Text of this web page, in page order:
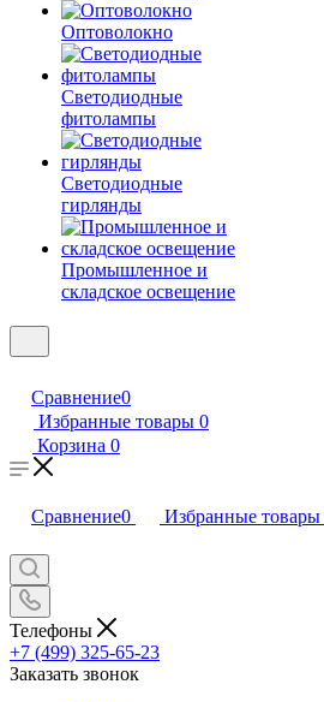
Оптоволокно
Светодиодные
фитолампы
Светодиодные
гирлянды
Промышленное и
складское освещение
Сравнение0
Избранные товары 0
Корзина 0
Сравнение0 Избранные товары
Телефоны
+7 (499) 325-65-23
Заказать звонок